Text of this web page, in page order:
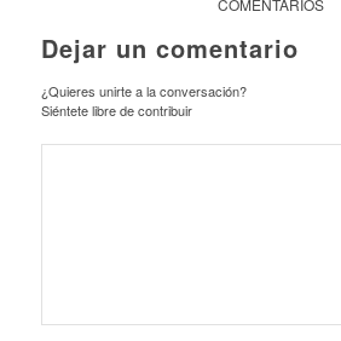
COMENTARIOS
Dejar un comentario
¿Quieres unirte a la conversación?
Siéntete libre de contribuir